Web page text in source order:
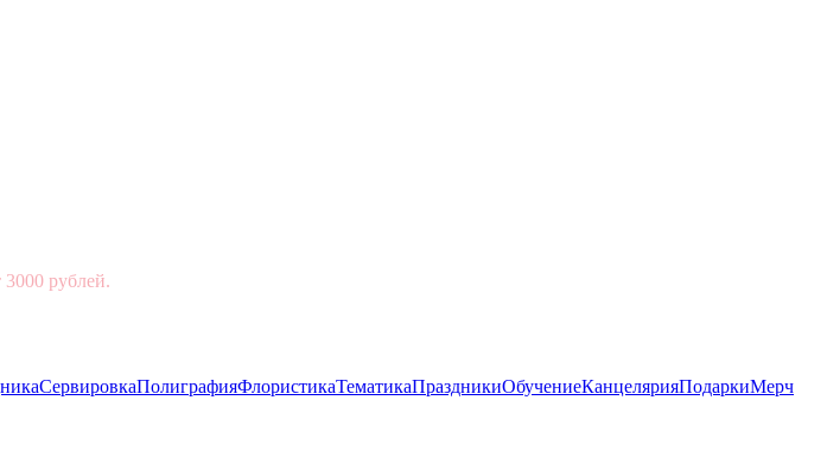
рублей.
СервировкаПолиграфияФлористикаТематикаПраздникиОбучениеКанцелярияПодаркиМерч